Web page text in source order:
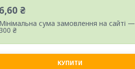
₴
Мінімальна сума замовлення на сайті —
300 ₴
КУПИТИ